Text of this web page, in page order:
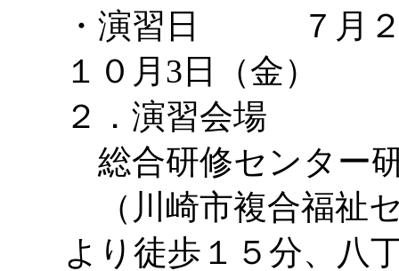
・演習日 ７月２
１０月3日（金）
２．演習会場
総合研修センター
（川崎市複合福祉
より徒歩１５分、八